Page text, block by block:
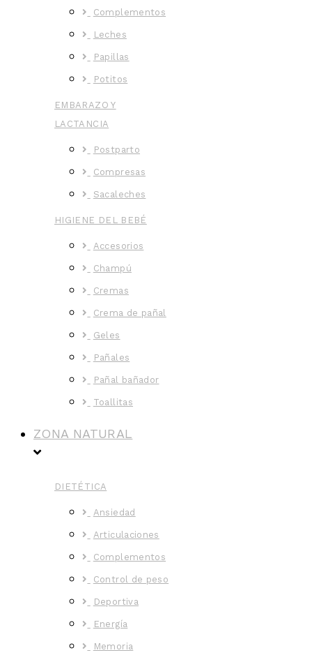
Complementos
Leches
Papillas
Potitos
EMBARAZO Y
LACTANCIA
Postparto
Compresas
Sacaleches
HIGIENE DEL BEBÉ
Accesorios
Champú
Cremas
Crema de pañal
Geles
Pañales
Pañal bañador
Toallitas
ZONA NATURAL
DIETÉTICA
Ansiedad
Articulaciones
Complementos
Control de peso
Deportiva
Energía
Memoria